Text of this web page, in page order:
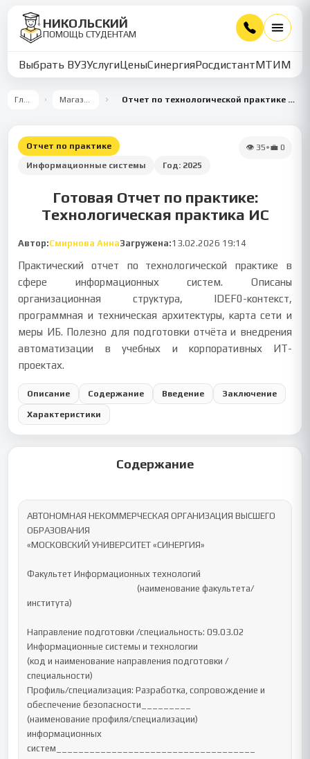
НИКОЛЬСКИЙ
ПОМОЩЬ СТУДЕНТАМ
Выбрать ВУЗУслугиЦеныСинергияРосдистантМТИММУ
Главная Магазин работ Отчет по технологической практике по информационным системам и инфраструктуре
Отчет по практике
Информационные системы
Год: 2025
👁 35•💼 0
Готовая Отчет по практике:
Технологическая практика ИС
Автор:Смирнова АннаЗагружена:13.02.2026 19:14
Практический отчет по технологической практике в
сфере информационных систем. Описаны
организационная структура, IDEF0-контекст,
программная и техническая архитектуры, карта сети и
меры ИБ. Полезно для подготовки отчёта и внедрения
автоматизации в учебных и корпоративных ИТ-
проектах.
Описание Содержание Введение Заключение
Характеристики
Содержание
АВТОНОМНАЯ НЕКОММЕРЧЕСКАЯ ОРГАНИЗАЦИЯ ВЫСШЕГО
ОБРАЗОВАНИЯ
«МОСКОВСКИЙ УНИВЕРСИТЕТ «СИНЕРГИЯ»
Факультет Информационных технологий
                                                     (наименование факультета/
института)
Направление подготовки /специальность: 09.03.02
Информационные системы и технологии
(код и наименование направления подготовки /
специальности)
Профиль/специализация: Разработка, сопровождение и
обеспечение безопасности_________
(наименование профиля/специализации)
информационных
систем____________________________________